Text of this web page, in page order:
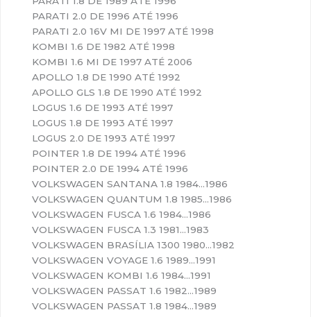
PARATI 2.0 DE 1996 ATÉ 1996
PARATI 2.0 16V MI DE 1997 ATÉ 1998
KOMBI 1.6 DE 1982 ATÉ 1998
KOMBI 1.6 MI DE 1997 ATÉ 2006
APOLLO 1.8 DE 1990 ATÉ 1992
APOLLO GLS 1.8 DE 1990 ATÉ 1992
LOGUS 1.6 DE 1993 ATÉ 1997
LOGUS 1.8 DE 1993 ATÉ 1997
LOGUS 2.0 DE 1993 ATÉ 1997
POINTER 1.8 DE 1994 ATÉ 1996
POINTER 2.0 DE 1994 ATÉ 1996
VOLKSWAGEN SANTANA 1.8 1984…1986
VOLKSWAGEN QUANTUM 1.8 1985…1986
VOLKSWAGEN FUSCA 1.6 1984…1986
VOLKSWAGEN FUSCA 1.3 1981…1983
VOLKSWAGEN BRASÍLIA 1300 1980…1982
VOLKSWAGEN VOYAGE 1.6 1989…1991
VOLKSWAGEN KOMBI 1.6 1984…1991
VOLKSWAGEN PASSAT 1.6 1982…1989
VOLKSWAGEN PASSAT 1.8 1984…1989